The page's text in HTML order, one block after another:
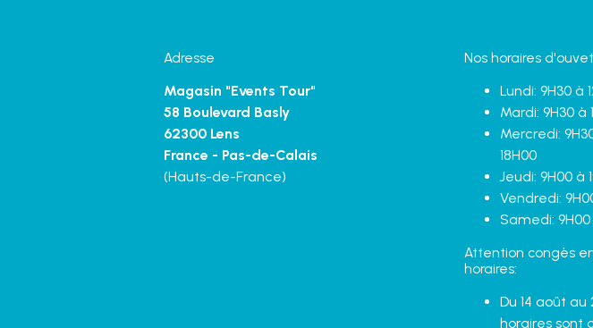
Adresse
Magasin "Events Tour"
58 Boulevard Basly
62300 Lens
France - Pas-de-Calais
(Hauts-de-France)
Nos horaires
Lundi: 9H30 à
Mardi: 9H30 à
Mercredi:
18H00
Jeudi: 9H00 à
Vendredi:
Samedi: 9H00
Attention congès
horaires:
Du 14 août au
horaires sont